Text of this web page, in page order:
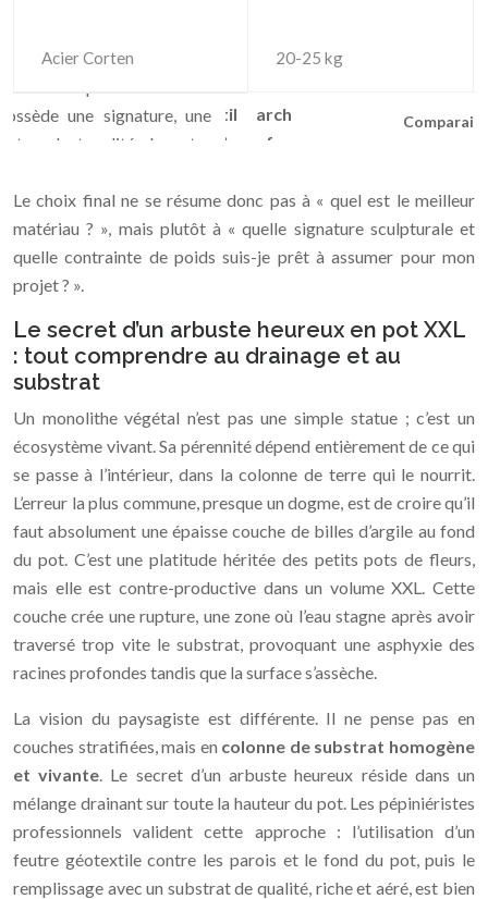
Acier Corten 20-25 kg
Le choix final ne se résume donc pas à « quel est le meilleur
matériau ? », mais plutôt à « quelle signature sculpturale et
quelle contrainte de poids suis-je prêt à assumer pour mon
projet ? ».
Le secret d’un arbuste heureux en pot XXL
: tout comprendre au drainage et au
substrat
Un monolithe végétal n’est pas une simple statue ; c’est un
écosystème vivant. Sa pérennité dépend entièrement de ce qui
se passe à l’intérieur, dans la colonne de terre qui le nourrit.
L’erreur la plus commune, presque un dogme, est de croire qu’il
faut absolument une épaisse couche de billes d’argile au fond
du pot. C’est une platitude héritée des petits pots de fleurs,
mais elle est contre-productive dans un volume XXL. Cette
couche crée une rupture, une zone où l’eau stagne après avoir
traversé trop vite le substrat, provoquant une asphyxie des
racines profondes tandis que la surface s’assèche.
La vision du paysagiste est différente. Il ne pense pas en
couches stratifiées, mais en colonne de substrat homogène
et vivante. Le secret d’un arbuste heureux réside dans un
mélange drainant sur toute la hauteur du pot. Les pépiniéristes
professionnels valident cette approche : l’utilisation d’un
feutre géotextile contre les parois et le fond du pot, puis le
remplissage avec un substrat de qualité, riche et aéré, est bien